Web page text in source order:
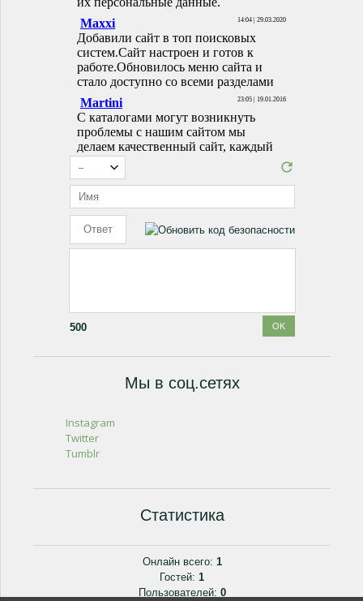
500
Мы в соц.сетях
Instagram
Twitter
Tumblr
Статистика
Онлайн всего: 1
Гостей: 1
Пользователей: 0